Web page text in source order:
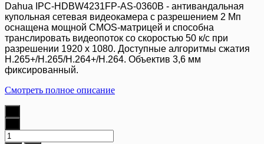
Dahua IPC-HDBW4231FP-AS-0360B - антивандальная
купольная сетевая видеокамера с разрешением 2 Мп
оснащена мощной CMOS-матрицей и способна
транслировать видеопоток со скоростью 50 к/с при
разрешении 1920 x 1080. Доступные алгоритмы сжатия
H.265+/H.265/H.264+/H.264. Объектив 3,6 мм
фиксированный.
Смотреть полное описание